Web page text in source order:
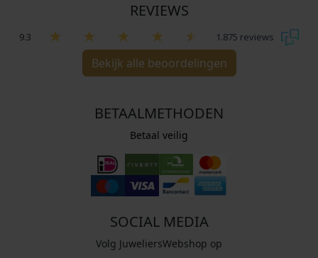
REVIEWS
9.3 1.875 reviews
Bekijk alle beoordelingen
BETAALMETHODEN
Betaal veilig
SOCIAL MEDIA
Volg JuweliersWebshop op